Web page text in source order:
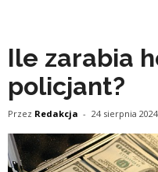
Ile zarabia
policjant?
Przez Redakcja - 24 sierpnia 2024